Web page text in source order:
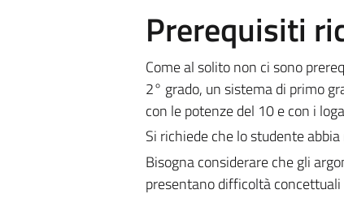
Prerequisiti
Come al solito non ci sono
2° grado, un sistema di primo
con le potenze del 10 e con i
Si richiede che lo studente
Bisogna considerare che gli
presentano difficoltà